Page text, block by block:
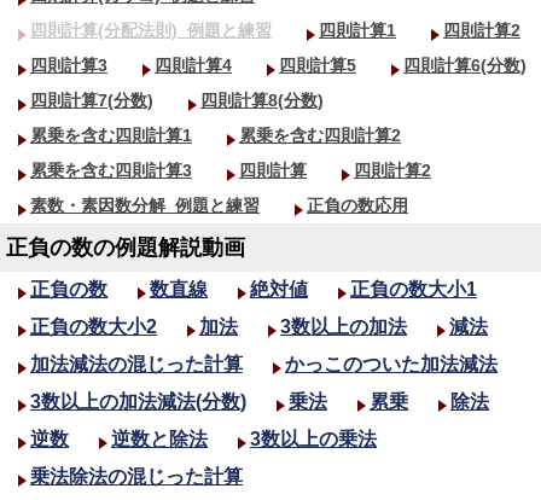
四則計算(分配法則)_ 例題と練習 四則計算1
四則計算2
四則計算3
四則計算4 四則計算5
四則計算6(分数)
四則計算7(分数)
四則計算8(分数)
累乗を含む四則計算1
累乗を含む四則計算2
累乗を含む四則計算3
四則計算
四則計算2
素数・素因数分解_ 例題と練習 正負の数応用
正負の数の例題解説動画
正負の数 数直線 絶対値
正負の数大小1
正負の数大小2
加法 3数以上の加法
減法
加法減法の混じった計算
かっこのついた加法減法
3数以上の加法減法(分数)
乗法 累乗
除法
逆数
逆数と除法
3数以上の乗法
乗法除法の混じった計算